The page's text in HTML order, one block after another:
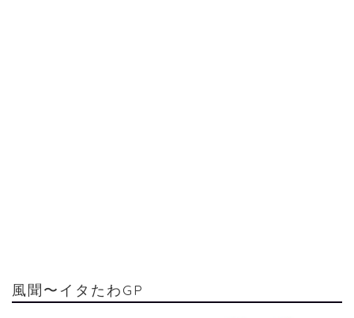
風聞〜イタたわGP